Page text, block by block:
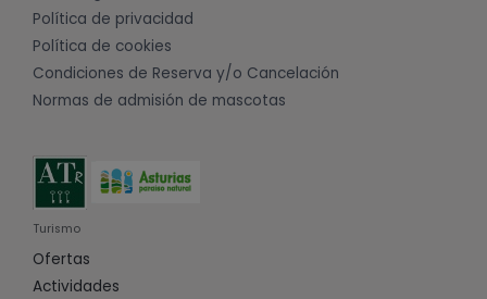
Política de privacidad
Política de cookies
Condiciones de Reserva y/o Cancelación
Normas de admisión de mascotas
Turismo
Ofertas
Actividades